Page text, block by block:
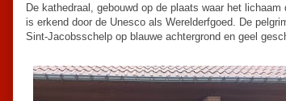
De kathedraal, gebouwd op de plaats waar het lichaam
is erkend door de Unesco als Werelderfgoed. De
Sint-Jacobsschelp op blauwe achtergrond en geel